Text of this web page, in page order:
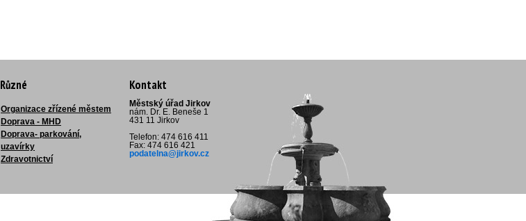
Různé
Organizace zřízené městem
Doprava - MHD
Doprava- parkování,
uzavírky
Zdravotnictví
Kontakt
Městský úřad Jirkov
nám. Dr. E. Beneše 1
431 11 Jirkov
Telefon: 474 616 411
Fax: 474 616 421
podatelna@jirkov.cz